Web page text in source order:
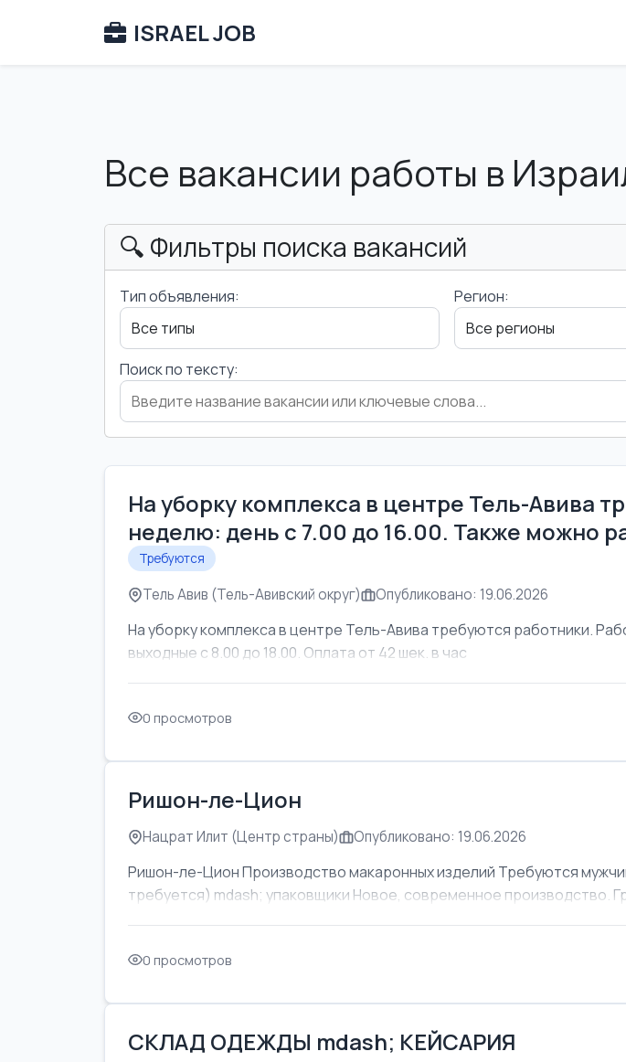
ISRAEL JOB
Все вакансии работы в
🔍 Фильтры поиска вакансий
Тип объявления: Регион:
Поиск по тексту:
На уборку комплекса в центре Тель-Авива
неделю: день с 7.00 до 16.00. Также можно
Требуются
Тель Авив (Тель-Авивский округ) Опубликовано: 19.06.2026
На уборку комплекса в центре Тель-Авива требуются работники.
выходные с 8.00 до 18.00. Оплата от 42 шек. в час
0 просмотров
Ришон-ле-Цион
Нацрат Илит (Центр страны) Опубликовано: 19.06.2026
Ришон-ле-Цион Производство макаронных изделий Требуются
требуется) mdash; упаковщики Новое, современное производство.
0 просмотров
СКЛАД ОДЕЖДЫ mdash; КЕЙСАРИЯ